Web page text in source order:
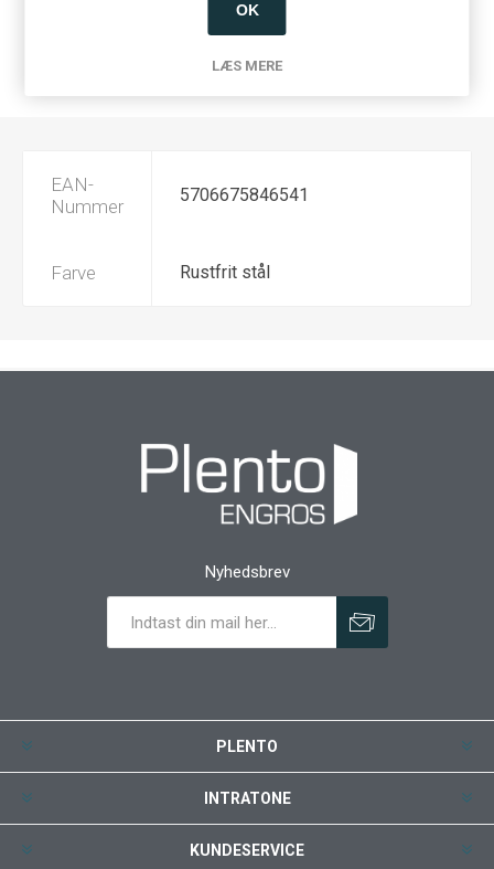
SPECIFIKATIONER
EAN-
Nummer
5706675846541
Farve Rustfrit stål
Nyhedsbrev
PLENTO
INTRATONE
KUNDESERVICE
OK
LÆS MERE